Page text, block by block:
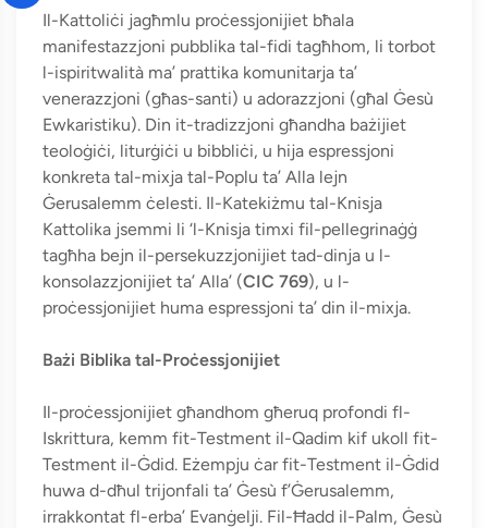
Il-Kattoliċi jagħmlu proċessjonijiet bħala
manifestazzjoni pubblika tal-fidi tagħhom, li torbot
l-ispiritwalità ma’ prattika komunitarja ta’
venerazzjoni (għas-santi) u adorazzjoni (għal Ġesù
Ewkaristiku). Din it-tradizzjoni għandha bażijiet
teoloġiċi, liturġiċi u bibbliċi, u hija espressjoni
konkreta tal-mixja tal-Poplu ta’ Alla lejn
Ġerusalemm ċelesti. Il-Katekiżmu tal-Knisja
Kattolika jsemmi li ‘l-Knisja timxi fil-pellegrinaġġ
tagħha bejn il-persekuzzjonijiet tad-dinja u l-
konsolazzjonijiet ta’ Alla’ (CIC 769), u l-
proċessjonijiet huma espressjoni ta’ din il-mixja.
Bażi Biblika tal-Proċessjonijiet
Il-proċessjonijiet għandhom għeruq profondi fl-
Iskrittura, kemm fit-Testment il-Qadim kif ukoll fit-
Testment il-Ġdid. Eżempju ċar fit-Testment il-Ġdid
huwa d-dħul trijonfali ta’ Ġesù f’Ġerusalemm,
irrakkontat fl-erba’ Evanġelji. Fil-Ħadd il-Palm, Ġesù